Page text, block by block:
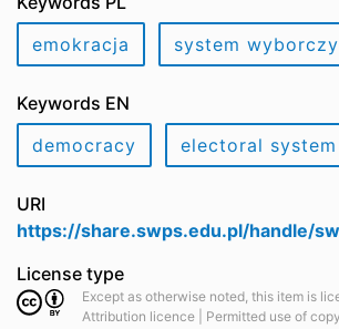
emokracja
system wyborczy
Keywords EN
democracy
electoral system
URI
https://share.swps.edu.pl/handle/
License type
Except as otherwise noted, this item is
Attribution licence | Permitted use of